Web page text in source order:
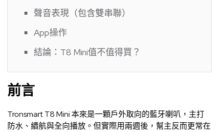
聲音表現（包含雙串聯）
App操作
結論：T8 Mini值不值得買？
前言
Tronsmart T8 Mini 本來是一顆戶外取向的藍牙喇叭，主打
防水、續航與全向播放。但實際用兩週後，幫主反而更常在